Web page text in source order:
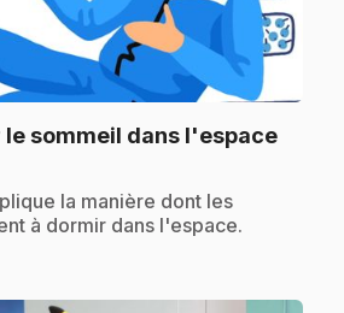
le sommeil dans l'espace.
la manière dont les
à dormir dans l'espace.